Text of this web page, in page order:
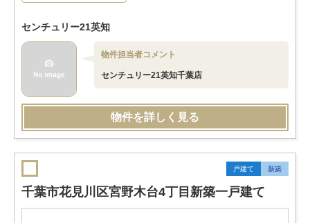
センチュリー21英知
物件担当者コメント
センチュリー21英知千葉店
物件を詳しく見る
戸建て 新築
千葉市花見川区宮野木台4丁目新築一戸建て